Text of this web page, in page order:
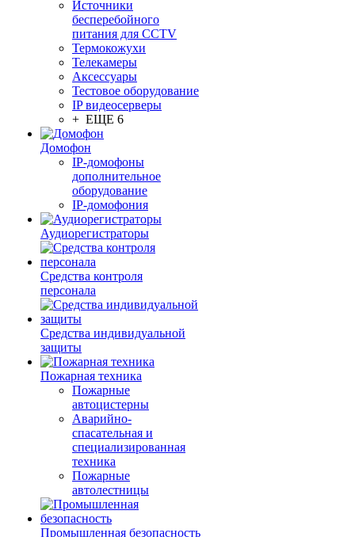
Источники
бесперебойного
питания для CCTV
Термокожухи
Телекамеры
Аксессуары
Тестовое оборудование
IP видеосерверы
+ ЕЩЕ 6
Домофон
IP-домофоны
дополнительное
оборудование
IP-домофония
Аудиорегистраторы
Средства контроля
персонала
Средства индивидуальной
защиты
Пожарная техника
Пожарные
автоцистерны
Аварийно-
спасательная и
специализированная
техника
Пожарные
автолестницы
Промышленная безопасность